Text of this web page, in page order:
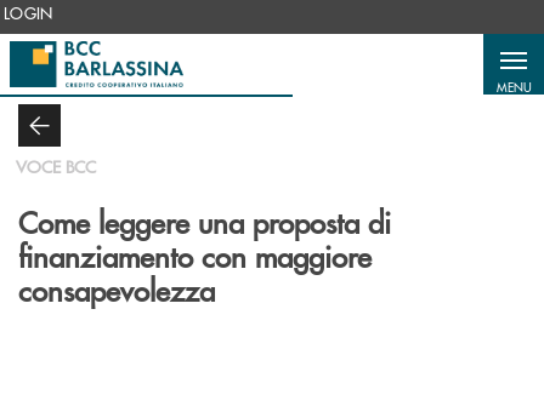
Salta al contenuto principale
LOGIN
MENU
VOCE BCC
Come leggere una proposta di
finanziamento con maggiore
consapevolezza